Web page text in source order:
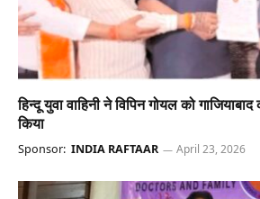
हिन्दू युवा वाहिनी ने विपिन गोयल को
किया
Sponsor: INDIA RAFTAAR April 23, 2026